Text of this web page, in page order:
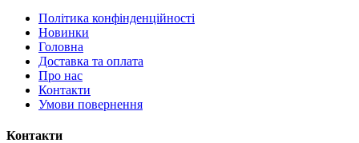
Політика конфінденційності
Новинки
Головна
Доставка та оплата
Про нас
Контакти
Умови повернення
Контакти